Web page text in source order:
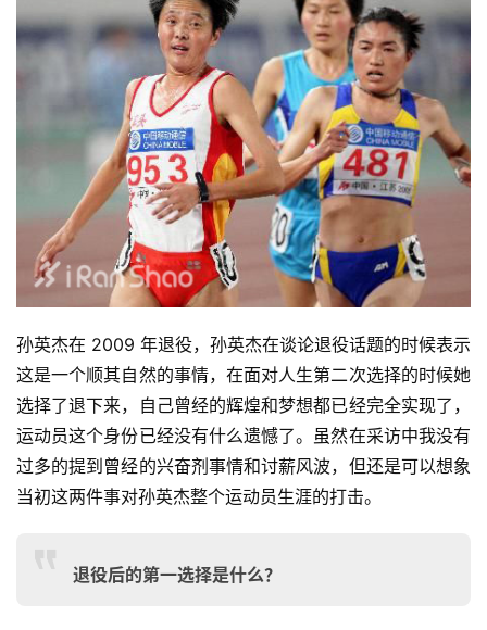
孙英杰在 2009 年退役，孙英杰在谈论退役话题的时候表示
这是一个顺其自然的事情，在面对人生第二次选择的时候她
选择了退下来，自己曾经的辉煌和梦想都已经完全实现了，
运动员这个身份已经没有什么遗憾了。虽然在采访中我没有
过多的提到曾经的兴奋剂事情和讨薪风波，但还是可以想象
当初这两件事对孙英杰整个运动员生涯的打击。
退役后的第一选择是什么？